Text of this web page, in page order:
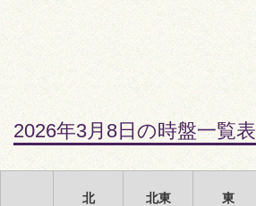
2026年3月8日の時盤一覧表
北 北東 東